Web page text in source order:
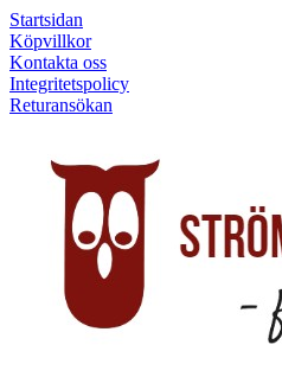
Startsidan
Köpvillkor
Kontakta oss
Integritetspolicy
Returansökan